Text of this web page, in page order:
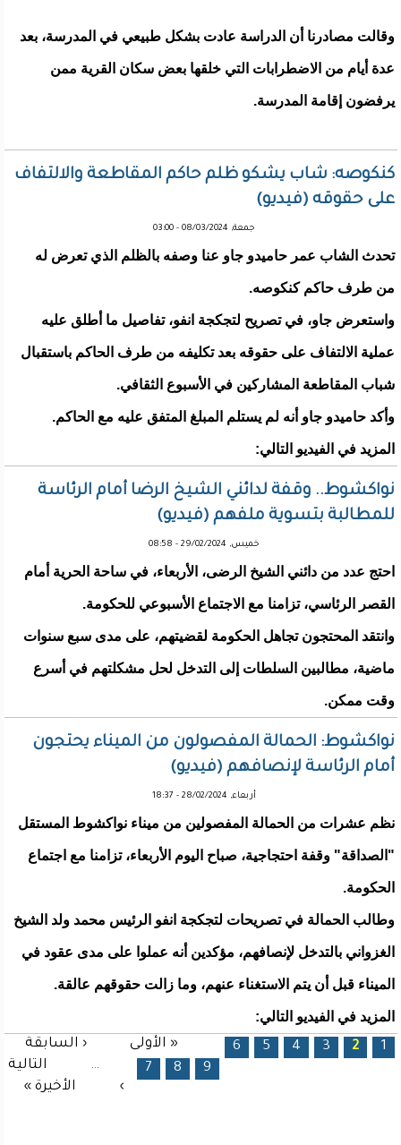
وقالت مصادرنا أن الدراسة عادت بشكل طبيعي في المدرسة، بعد
عدة أيام من الاضطرابات التي خلقها بعض سكان القرية ممن
يرفضون إقامة المدرسة.
كنكوصه: شاب يشكو ظلم حاكم المقاطعة والالتفاف
على حقوقه (فيديو)
جمعة, 08/03/2024 - 03:00
تحدث الشاب عمر حاميدو جاو عنا وصفه بالظلم الذي تعرض له
من طرف حاكم كنكوصه.
واستعرض جاو، في تصريح لتجكجة انفو، تفاصيل ما أطلق عليه
عملية الالتفاف على حقوقه بعد تكليفه من طرف الحاكم باستقبال
شباب المقاطعة المشاركين في الأسبوع الثقافي.
وأكد حاميدو جاو أنه لم يستلم المبلغ المتفق عليه مع الحاكم.
المزيد في الفيديو التالي:
نواكشوط.. وقفة لدائني الشيخ الرضا أمام الرئاسة
للمطالبة بتسوية ملفهم (فيديو)
خميس, 29/02/2024 - 08:58
احتج عدد من دائني الشيخ الرضى، الأربعاء، في ساحة الحرية أمام
القصر الرئاسي، تزامنا مع الاجتماع الأسبوعي للحكومة.
وانتقد المحتجون تجاهل الحكومة لقضيتهم، على مدى سبع سنوات
ماضية، مطالبين السلطات إلى التدخل لحل مشكلتهم في أسرع
وقت ممكن.
نواكشوط: الحمالة المفصولون من الميناء يحتجون
أمام الرئاسة لإنصافهم (فيديو)
أربعاء, 28/02/2024 - 18:37
نظم عشرات من الحمالة المفصولين من ميناء نواكشوط المستقل
"الصداقة" وقفة احتجاجية، صباح اليوم الأربعاء، تزامنا مع اجتماع
الحكومة.
وطالب الحمالة في تصريحات لتجكجة انفو الرئيس محمد ولد الشيخ
الغزواني بالتدخل لإنصافهم، مؤكدين أنه عملوا على مدى عقود في
الميناء قبل أن يتم الاستغناء عنهم، وما زالت حقوقهم عالقة.
المزيد في الفيديو التالي:
الصفحات « الأولى ‹ السابقة 1
2
3
4
5
6
7
8 9
…
التالية
›
الأخيرة »